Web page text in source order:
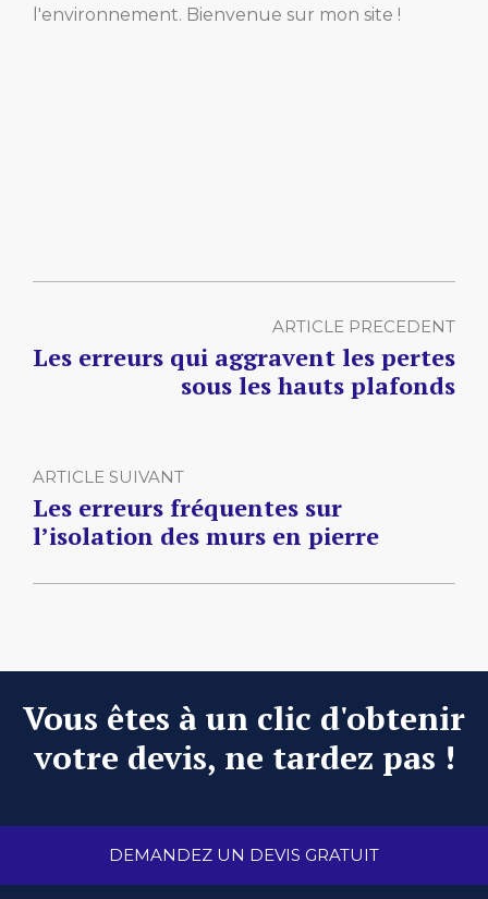
l'environnement. Bienvenue sur mon site !
ARTICLE PRECEDENT
Les erreurs qui aggravent les pertes
sous les hauts plafonds
ARTICLE SUIVANT
Les erreurs fréquentes sur
l’isolation des murs en pierre
Vous êtes à un clic d'obtenir
votre devis, ne tardez pas !
DEMANDEZ UN DEVIS GRATUIT